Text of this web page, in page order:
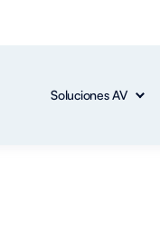
Soluciones AV